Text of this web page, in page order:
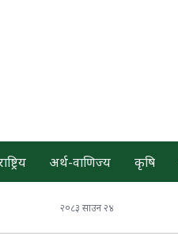
अर्थ-वाणिज्य कृषि
२०८३ साउन २४